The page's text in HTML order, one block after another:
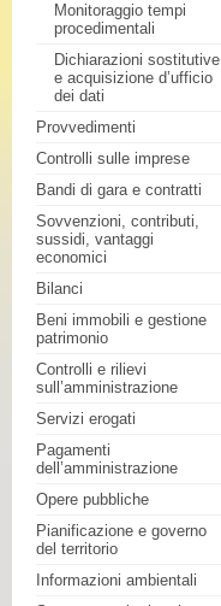
Monitoraggio tempi
procedimentali
Dichiarazioni sostitutive
e acquisizione d’ufficio
dei dati
Provvedimenti
Controlli sulle imprese
Bandi di gara e contratti
Sovvenzioni, contributi,
sussidi, vantaggi
economici
Bilanci
Beni immobili e gestione
patrimonio
Controlli e rilievi
sull’amministrazione
Servizi erogati
Pagamenti
dell’amministrazione
Opere pubbliche
Pianificazione e governo
del territorio
Informazioni ambientali